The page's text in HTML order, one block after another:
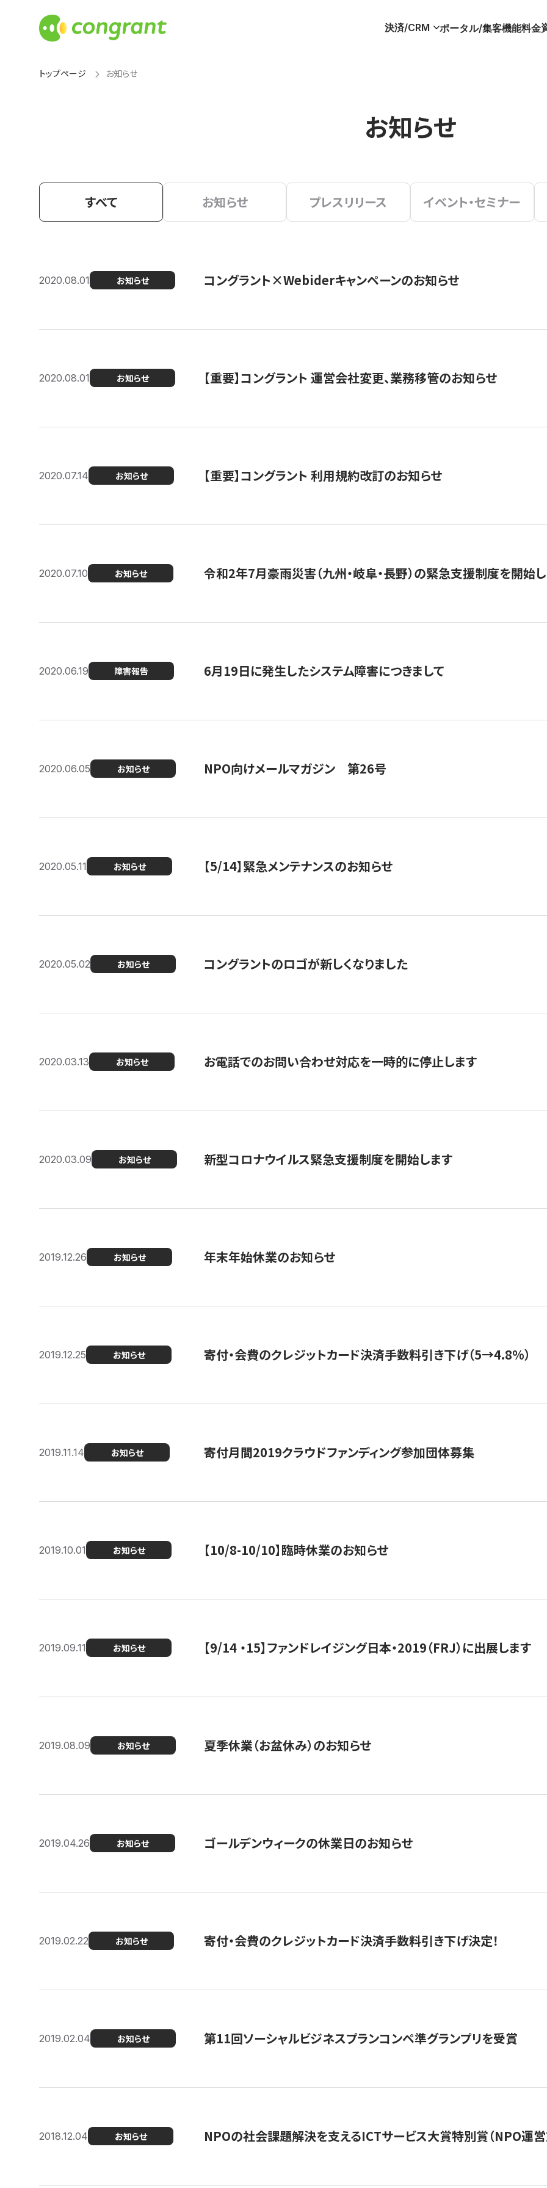
決済/CRM ポータル/集客機能料金
トップページ お知らせ
お知らせ
すべて お知らせ プレスリリース イベント・セミナー
2020.08.01 お知らせ コングラント×Webiderキャンペーンのお知らせ
2020.08.01 お知らせ 【重要】コングラント 運営会社変更、業務移管のお知らせ
2020.07.14 お知らせ 【重要】コングラント 利用規約改訂のお知らせ
2020.07.10 お知らせ 令和2年7月豪雨災害（九州・岐阜・長野）の緊急支援制度を開始
2020.06.19 障害報告 6月19日に発生したシステム障害につきまして
2020.06.05 お知らせ NPO向けメールマガジン 第26号
2020.05.11 お知らせ 【5/14】緊急メンテナンスのお知らせ
2020.05.02 お知らせ コングラントのロゴが新しくなりました
2020.03.13 お知らせ お電話でのお問い合わせ対応を一時的に停止します
2020.03.09 お知らせ 新型コロナウイルス緊急支援制度を開始します
2019.12.26 お知らせ 年末年始休業のお知らせ
2019.12.25 お知らせ 寄付・会費のクレジットカード決済手数料引き下げ（5→4.8%）
2019.11.14 お知らせ 寄付月間2019クラウドファンディング参加団体募集
2019.10.01 お知らせ 【10/8-10/10】臨時休業のお知らせ
2019.09.11 お知らせ 【9/14 ・15】ファンドレイジング日本・2019（FRJ）に出展します
2019.08.09 お知らせ 夏季休業（お盆休み）のお知らせ
2019.04.26 お知らせ ゴールデンウィークの休業日のお知らせ
2019.02.22 お知らせ 寄付・会費のクレジットカード決済手数料引き下げ決定！
2019.02.04 お知らせ 第11回ソーシャルビジネスプランコンペ準グランプリを受賞
2018.12.04 お知らせ NPOの社会課題解決を支えるICTサービス大賞特別賞（NPO運